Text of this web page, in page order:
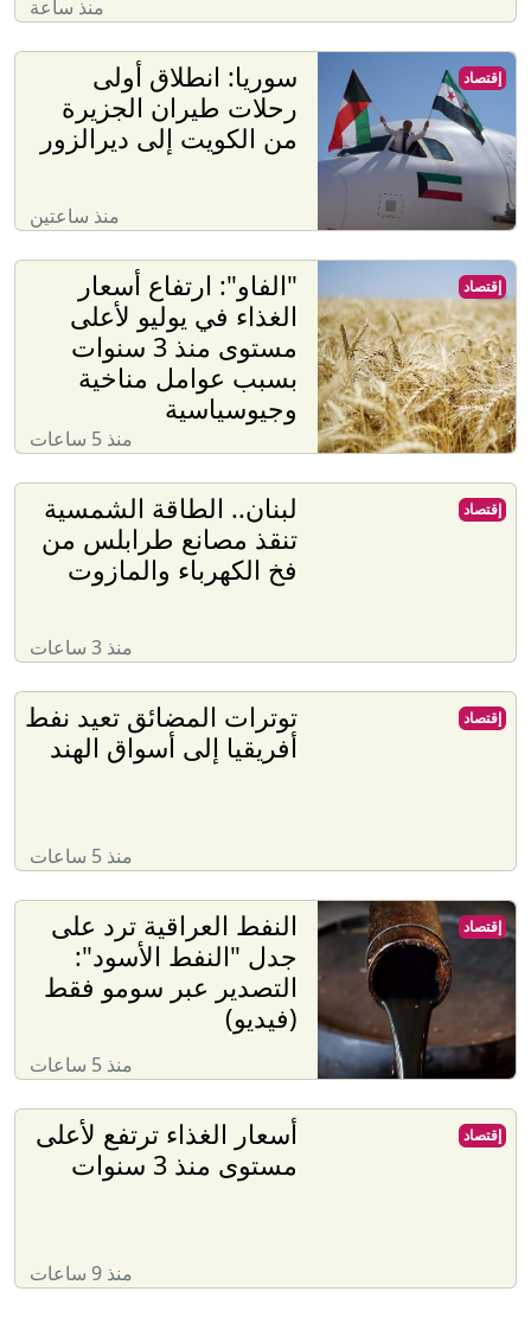
منذ ساعة
سوريا: انطلاق أولى
رحلات طيران الجزيرة
من الكويت إلى ديرالزور
منذ ساعتين
إقتصاد
"الفاو": ارتفاع أسعار
الغذاء في يوليو لأعلى
مستوى منذ 3 سنوات
بسبب عوامل مناخية
وجيوسياسية
منذ 5 ساعات
إقتصاد
لبنان.. الطاقة الشمسية
تنقذ مصانع طرابلس من
فخ الكهرباء والمازوت
منذ 3 ساعات
إقتصاد
توترات المضائق تعيد نفط
أفريقيا إلى أسواق الهند
منذ 5 ساعات
إقتصاد
النفط العراقية ترد على
جدل "النفط الأسود":
التصدير عبر سومو فقط
(فيديو)
منذ 5 ساعات
إقتصاد
أسعار الغذاء ترتفع لأعلى
مستوى منذ 3 سنوات
منذ 9 ساعات
إقتصاد